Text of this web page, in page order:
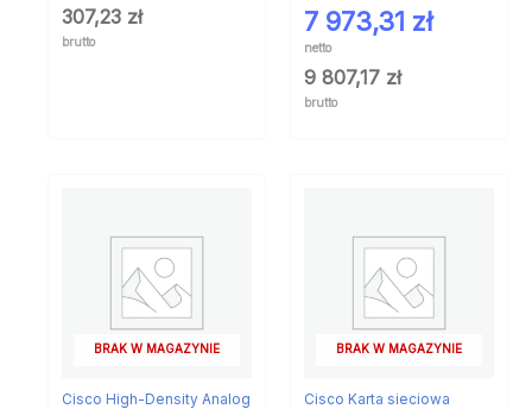
307,23 zł
brutto
7 973,31 zł
netto
9 807,17 zł
brutto
BRAK W MAGAZYNIE
Cisco High-Density Analog
BRAK W MAGAZYNIE
Cisco Karta sieciowa